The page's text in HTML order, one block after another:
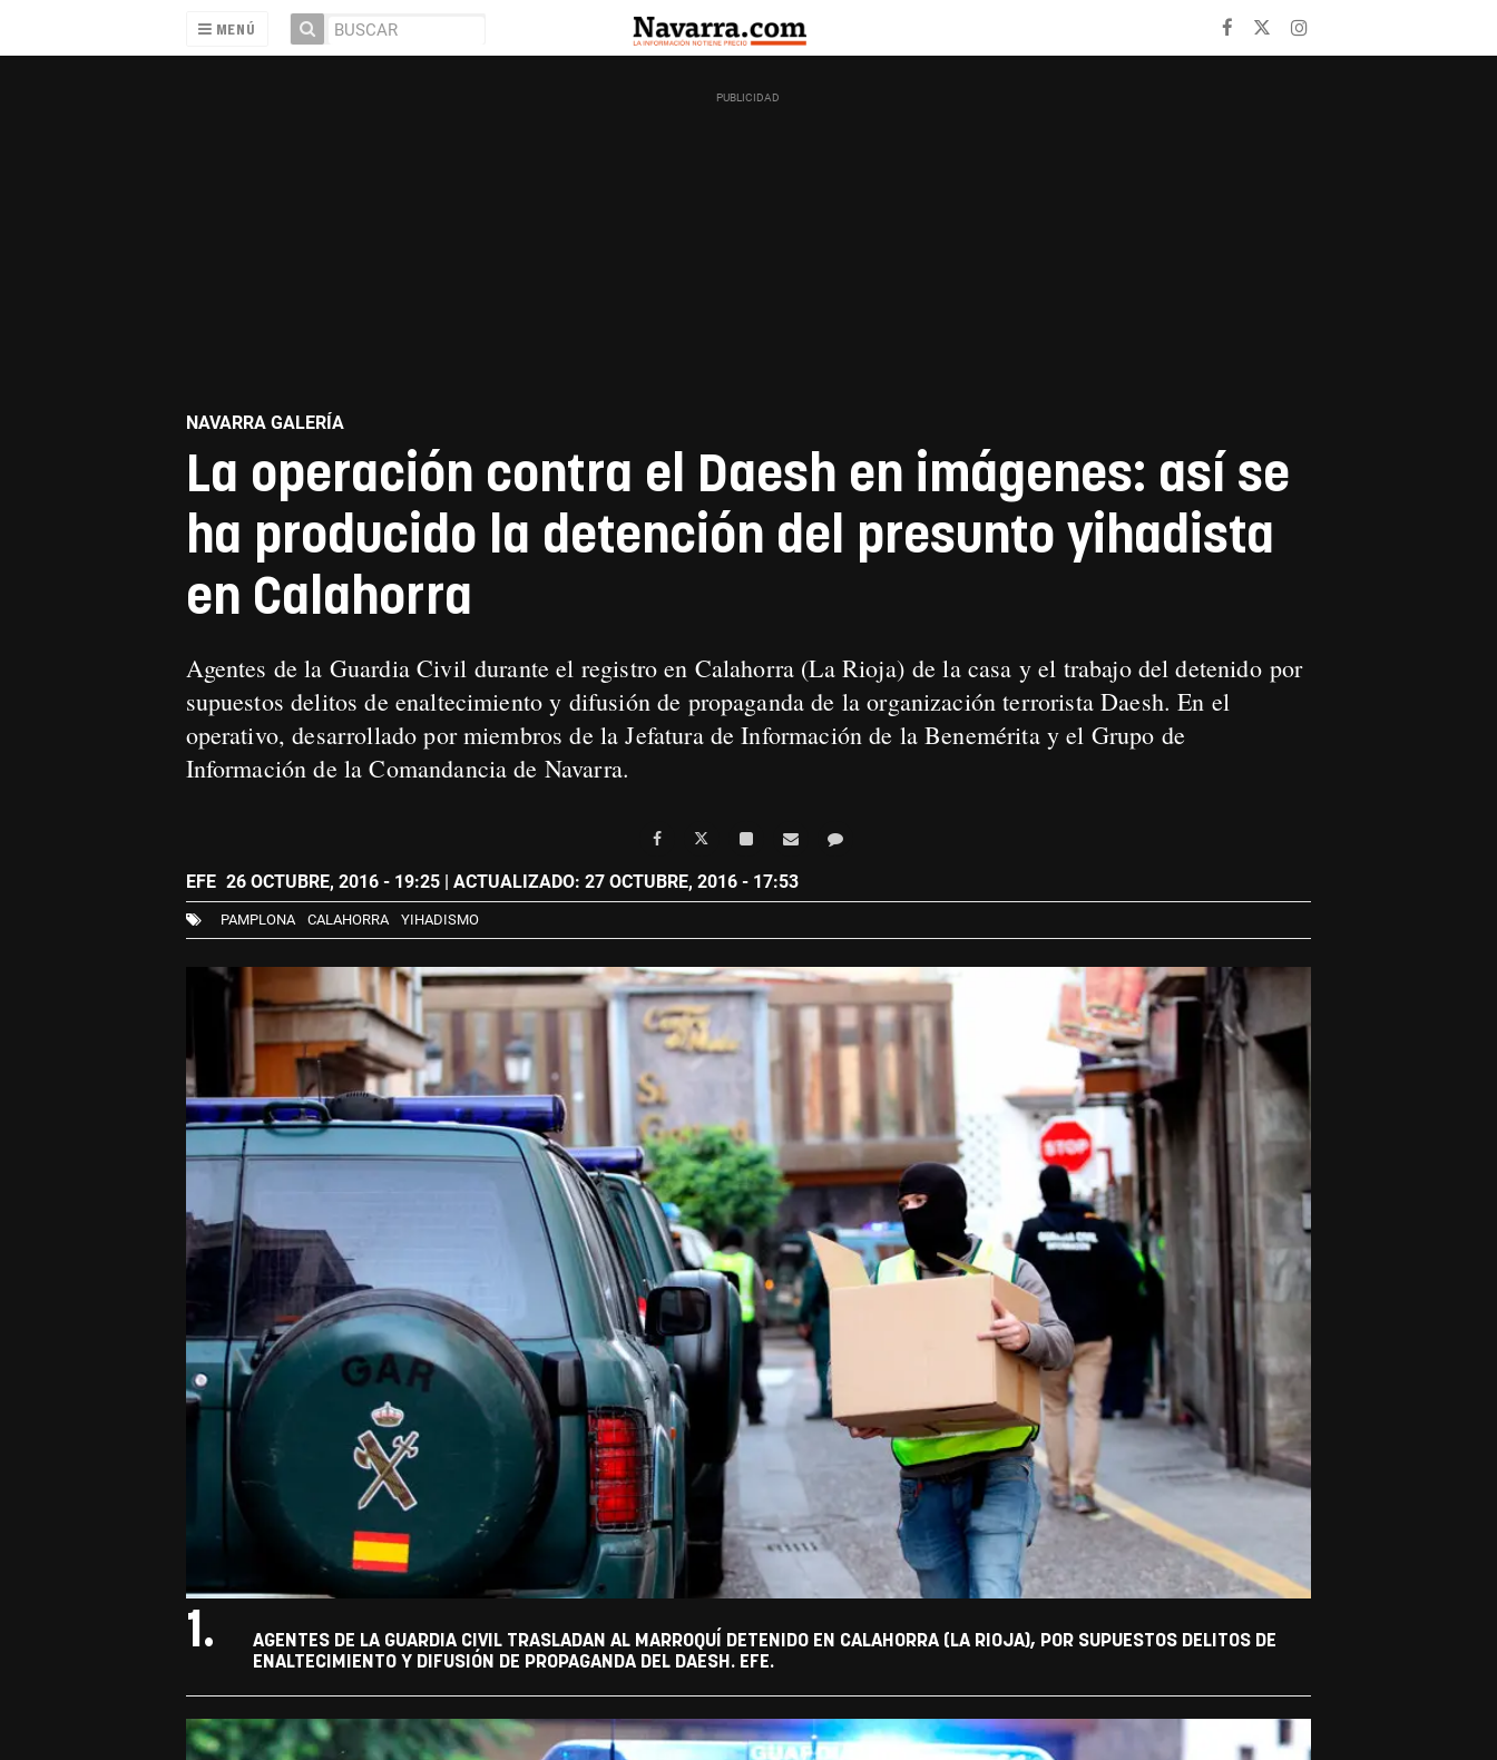
MENÚ
NAVARRA GALERÍA
La operación contra el Daesh en imágenes: así se
ha producido la detención del presunto yihadista
en Calahorra
Agentes de la Guardia Civil durante el registro en Calahorra (La Rioja) de la casa y el trabajo del detenido por
supuestos delitos de enaltecimiento y difusión de propaganda de la organización terrorista Daesh. En el
operativo, desarrollado por miembros de la Jefatura de Información de la Benemérita y el Grupo de
Información de la Comandancia de Navarra.
EFE 26 OCTUBRE, 2016 - 19:25| ACTUALIZADO: 27 OCTUBRE, 2016 - 17:53
PAMPLONA CALAHORRA YIHADISMO
1.
AGENTES DE LA GUARDIA CIVIL TRASLADAN AL MARROQUÍ DETENIDO EN CALAHORRA (LA RIOJA), POR SUPUESTOS DELITOS DE
ENALTECIMIENTO Y DIFUSIÓN DE PROPAGANDA DEL DAESH. EFE.